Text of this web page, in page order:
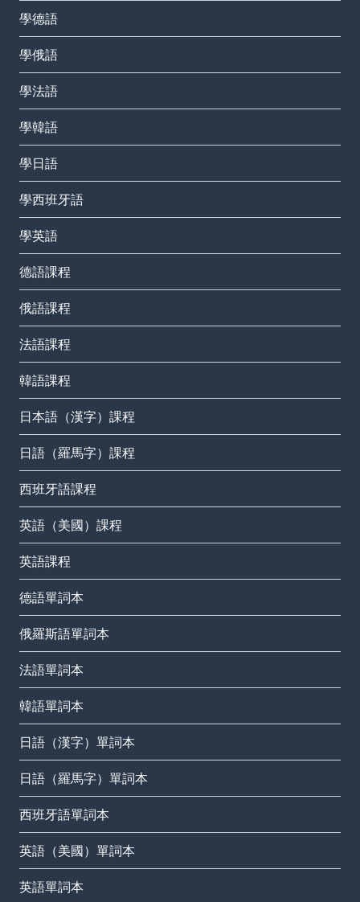
學德語
學俄語
學法語
學韓語
學日語
學西班牙語
學英語
德語課程
俄語課程
法語課程
韓語課程
日本語（漢字）課程
日語（羅馬字）課程
西班牙語課程
英語（美國）課程
英語課程
德語單詞本
俄羅斯語單詞本
法語單詞本
韓語單詞本
日語（漢字）單詞本
日語（羅馬字）單詞本
西班牙語單詞本
英語（美國）單詞本
英語單詞本